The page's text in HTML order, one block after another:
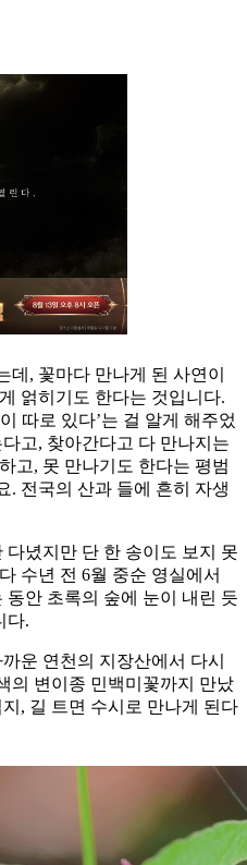
데, 꽃마다 만나게 된 사연이
얽히기도 한다는 것입니다.
따로 있다’는 걸 알게 해주었
고, 찾아간다고 다 만나지는
고, 못 만나기도 한다는 평범
. 전국의 산과 들에 흔히 자생
다녔지만 단 한 송이도 보지 못
수년 전 6월 중순 영실에서
안 초록의 숲에 눈이 내린 듯
다.
운 연천의 지장산에서 다시
의 변이종 민백미꽃까지 만났
, 길 트면 수시로 만나게 된다